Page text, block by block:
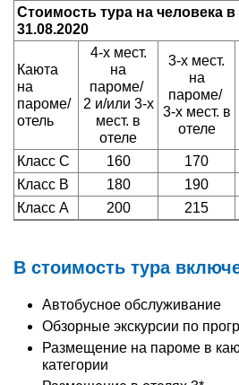
Стоимость тура на человека в
31.08.2020
Каюта
на
пароме/
отель
4-х мест.
на
пароме/
2 и/или 3-х
мест. в
отеле
3-х мест.
на
пароме/
3-х мест. в
отеле
Класс С 160 170
Класс B
180 190
Класс A
200 215
В стоимость тура
Автобусное обслуживание
Обзорные экскурсии по
Размещение на пароме в
категории